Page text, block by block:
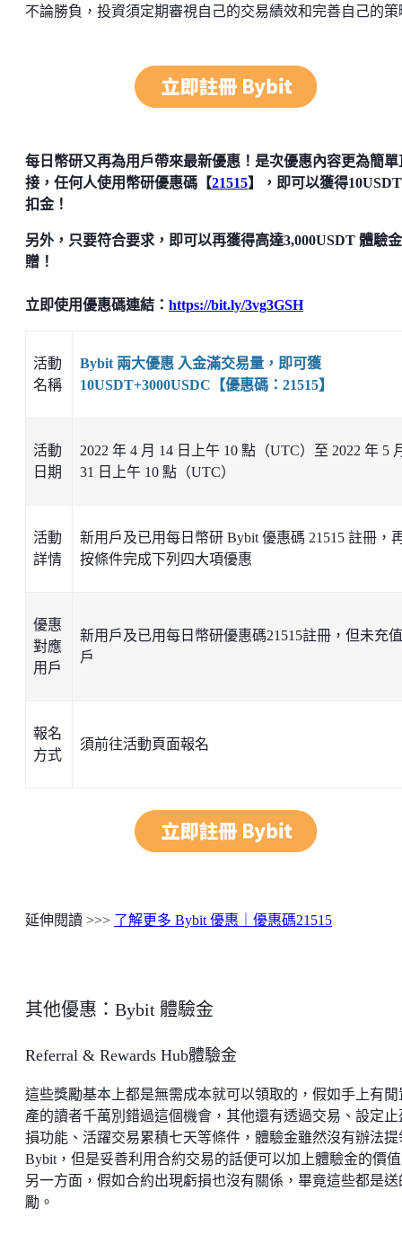
不論勝負，投資須定期審視自己的交易績效和完善自己的策
每日幣研又再為用戶帶來最新優惠！是次優惠內容更為簡單
接，任何人使用幣研優惠碼【21515】，即可以獲得
扣金！
另外，只要符合要求，即可以再獲得高達3,000USDT 體驗
贈！
立即使用優惠碼連結： https://bit.ly/3vg3GSH
活動
名稱
Bybit 兩大優惠 入金滿交易量，即可獲
10USDT+3000USDC【優惠碼：21515】
活動
日期
2022 年 4 月 14 日上午 10 點（UTC）至 2022 年 5
31 日上午 10 點（UTC）
活動
詳情
新用戶及已用每日幣研 Bybit 優惠碼 21515 註冊，
按條件完成下列四大項優惠
優惠
對應
用戶
新用戶及已用每日幣研優惠碼21515註冊，但未充
戶
報名
方式
須前往活動頁面報名
延伸閱讀 >>> 了解更多 Bybit 優惠｜優惠碼21515
其他優惠：Bybit 體驗金
Referral & Rewards Hub體驗金
這些獎勵基本上都是無需成本就可以領取的，假如手上有閒
產的讀者千萬別錯過這個機會，其他還有透過交易、設定止
損功能、活躍交易累積七天等條件，體驗金雖然沒有辦法提
Bybit，但是妥善利用合約交易的話便可以加上體驗金的價
另一方面，假如合約出現虧損也沒有關係，畢竟這些都是送
勵。